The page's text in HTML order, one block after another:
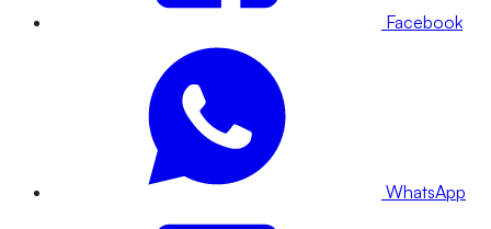
Facebook
WhatsApp